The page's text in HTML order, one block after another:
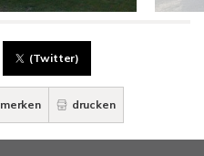
(Twitter)
merken drucken